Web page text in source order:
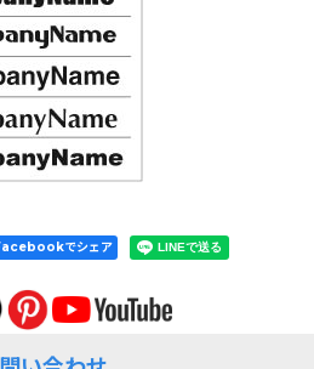
でシェア